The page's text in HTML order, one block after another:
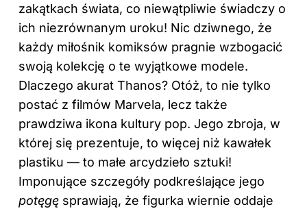
zakątkach świata, co niewątpliwie świadczy o
ich niezrównanym uroku! Nic dziwnego, że
każdy miłośnik komiksów pragnie wzbogacić
swoją kolekcję o te wyjątkowe modele.
Dlaczego akurat Thanos? Otóż, to nie tylko
postać z filmów Marvela, lecz także
prawdziwa ikona kultury pop. Jego zbroja, w
której się prezentuje, to więcej niż kawałek
plastiku — to małe arcydzieło sztuki!
Imponujące szczegóły podkreślające jego
potęgę sprawiają, że figurka wiernie oddaje